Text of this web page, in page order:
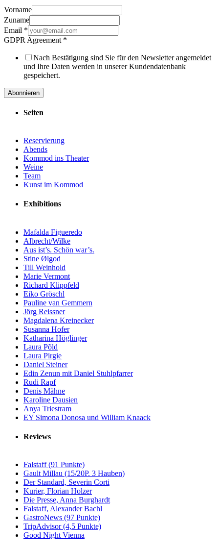
Vorname
Zuname
Email *
GDPR Agreement *
Nach Bestätigung sind Sie für den Newsletter angemeldet
und Ihre Daten werden in unserer Kundendatenbank
gespeichert.
Abonnieren
Seiten
Reservierung
Abends
Kommod ins Theater
Weine
Team
Kunst im Kommod
Exhibitions
Mafalda Figueredo
Albrecht/Wilke
Aus ist’s. Schön war’s.
Stine Ølgod
Till Weinhold
Marie Vermont
Richard Klippfeld
Eiko Gröschl
Pauline van Gemmern
Jörg Reissner
Magdalena Kreinecker
Susanna Hofer
Katharina Höglinger
Laura Põld
Laura Pirgie
Daniel Steiner
Edin Zenun mit Daniel Stuhlpfarrer
Rudi Rapf
Denis Mähne
Karoline Dausien
Anya Triestram
EY Simona Donosa und William Knaack
Reviews
Falstaff (91 Punkte)
Gault Millau (15/20P. 3 Hauben)
Der Standard, Severin Corti
Kurier, Florian Holzer
Die Presse, Anna Burghardt
Falstaff, Alexander Bachl
GastroNews (97 Punkte)
TripAdvisor (4,5 Punkte)
Good Night Vienna